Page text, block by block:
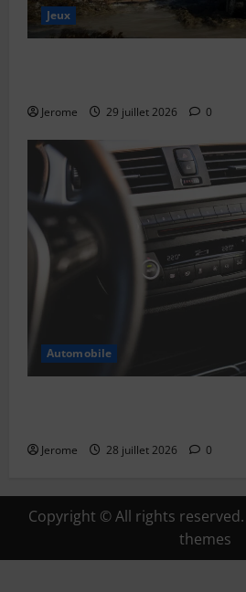
Jeux
Jerome 29 juillet 2026 0
Automobile
Jerome 28 juillet 2026 0
Copyright © All rights reserved.
themes